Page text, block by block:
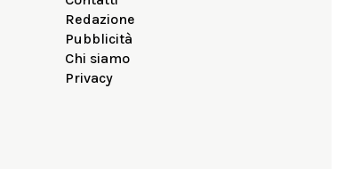
Redazione
Pubblicità
Chi siamo
Privacy